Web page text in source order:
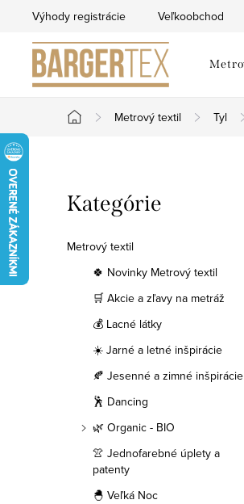
obsah
Výhody registrácie Veľkoobchod
Domov
Metrový textil Tyl
o
č
Preskočiť
kategórie
Kategórie
Metrový textil
🍀 Novinky Metrový textil
🛒 Akcie a zľavy na metráž
💰 Lacné látky
☀️ Jarné a letné inšpirácie
🍂 Jesenné a zimné inšpirácie
🕺 Dancing
🌿 Organic - BIO
👚 Jednofarebné úplety a
patenty
🐣 Veľká Noc